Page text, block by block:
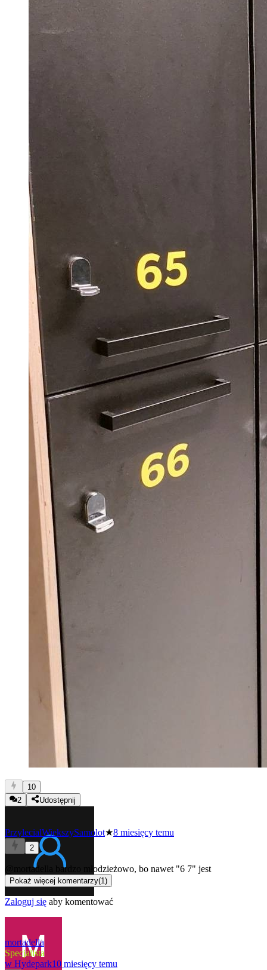
10
2
Udostępnij
PrzylecialWiekszySamolot★8 miesięcy temu
2
@mortadella bardzo młodzieżowo, bo nawet "6 7" jest
Pokaż więcej komentarzy(1)
Zaloguj się aby komentować
mortadella
Specjalista
w Hydepark10 miesięcy temu